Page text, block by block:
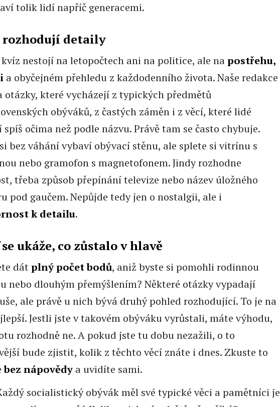
tolik lidí napříč generacemi.
rozhodují detaily
nestojí na letopočtech ani na politice, ale napostřehu,
a obyčejném přehledu z každodenního života. Naše redakce
otázky, které vycházejí z typických předmětů
obýváků, z častých záměn i z věcí, které lidé
očima než podle názvu. Právě tam se často chybuje.
bez váhání vybaví obývací stěnu, ale splete si vitrínu s
nebo gramofon s magnetofonem. Jindy rozhodne
třeba způsob přepínání televize nebo název úložného
pod gaučem. Nepůjde tedy jen o nostalgii, ale i
k detailu.
ukáže, co zůstalo v hlavě
dátplný počet bodů, aniž byste si pomohli rodinnou
nebo dlouhým přemýšlením? Některé otázky vypadají
ale právě u nich bývá druhý pohled rozhodující. To je na
Jestli jste v takovém obýváku vyrůstali, máte výhodu,
rozhodně ne. A pokud jste tu dobu nezažili, o to
bude zjistit, kolik z těchto věcí znáte i dnes. Zkuste to
bez nápovědya uvidíte sami.
socialistický obývák měl své typické věci a pamětníci je